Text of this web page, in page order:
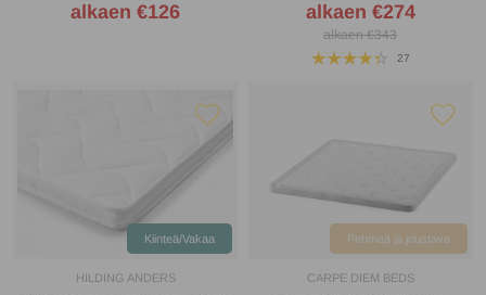
alkaen €126 alkaen €274
alkaen €343
27
Kiinteä/Vakaa
HILDING ANDERS
Pehmeä ja joustava
CARPE DIEM BEDS